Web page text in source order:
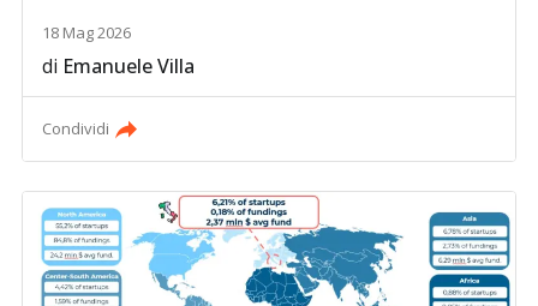
18 Mag 2026
di Emanuele Villa
Condividi